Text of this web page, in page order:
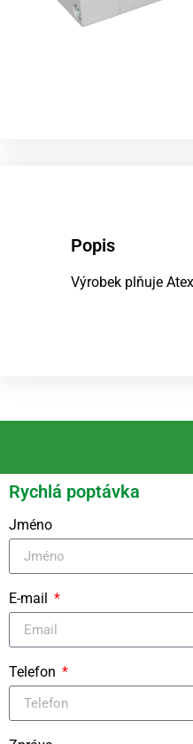
Popis
Výrobek plňuje
Rychlá poptávka
Jméno
E-mail
Telefon